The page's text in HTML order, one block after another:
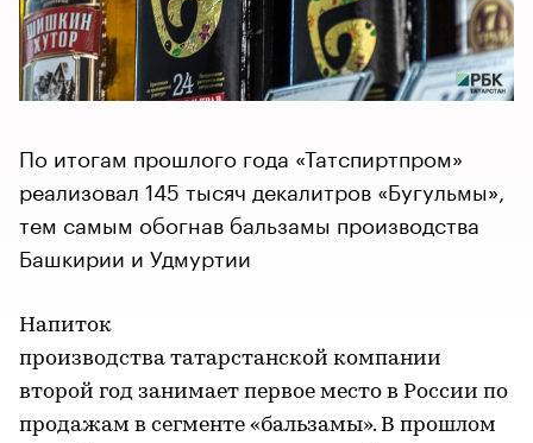
По итогам прошлого года «Татспиртпром»
реализовал 145 тысяч декалитров «Бугульмы»,
тем самым обогнав бальзамы производства
Башкирии и Удмуртии
Напиток
производства татарстанской компании
второй год занимает первое место в России по
продажам в сегменте «бальзамы». В прошлом